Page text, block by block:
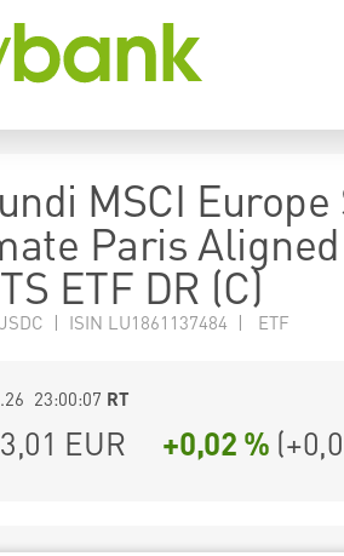
MSCI Europe
Paris
ETF DR (C)
| ISIN LU1861137484 | ETF
23:00:07 RT
EUR +0,02 % (